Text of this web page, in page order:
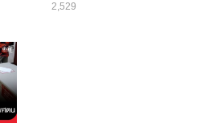
2,529